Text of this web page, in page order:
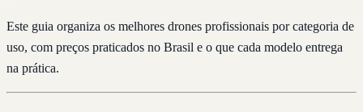
Este guia organiza os melhores drones profissionais por categoria de
uso, com preços praticados no Brasil e o que cada modelo entrega
na prática.